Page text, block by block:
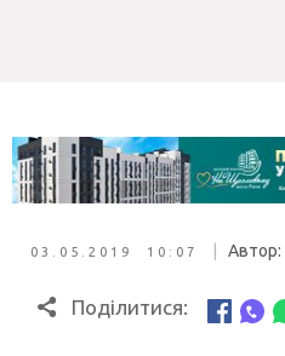
03.05.2019 10:07 Автор:
Поділитися: